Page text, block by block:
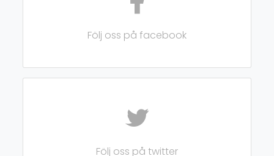
Följ oss på facebook
Följ oss på twitter